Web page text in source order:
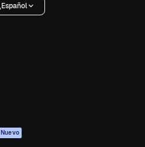
Español
Nuevo